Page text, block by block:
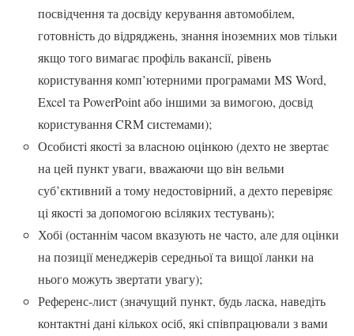
посвідчення та досвіду керування автомобілем,
готовність до відряджень, знання іноземних мов тільки
якщо того вимагає профіль вакансії, рівень
користування комп’ютерними програмами MS Word,
Excel та PowerPoint або іншими за вимогою, досвід
користування CRM системами);
Особисті якості за власною оцінкою (дехто не звертає
на цей пункт уваги, вважаючи що він вельми
суб’єктивний а тому недостовірний, а дехто перевіряє
ці якості за допомогою всіляких тестувань);
Хобі (останнім часом вказують не часто, але для оцінки
на позиції менеджерів середньої та вищої ланки на
нього можуть звертати увагу);
Референс-лист (значущий пункт, будь ласка, наведіть
контактні дані кількох осіб, які співпрацювали з вами